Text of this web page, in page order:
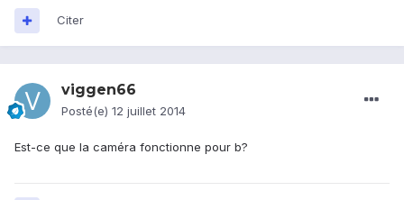
Citer
viggen66
Posté(e) 12 juillet 2014
Est-ce que la caméra fonctionne pour b?